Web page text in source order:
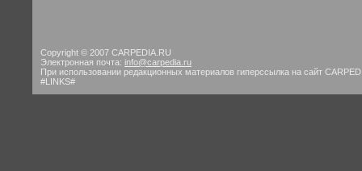
Copyright © 2007 CARPEDIA.RU
Электронная почта: info@carpedia.ru
При использовании редакционных материалов гиперссылка на сайт
#LINKS#